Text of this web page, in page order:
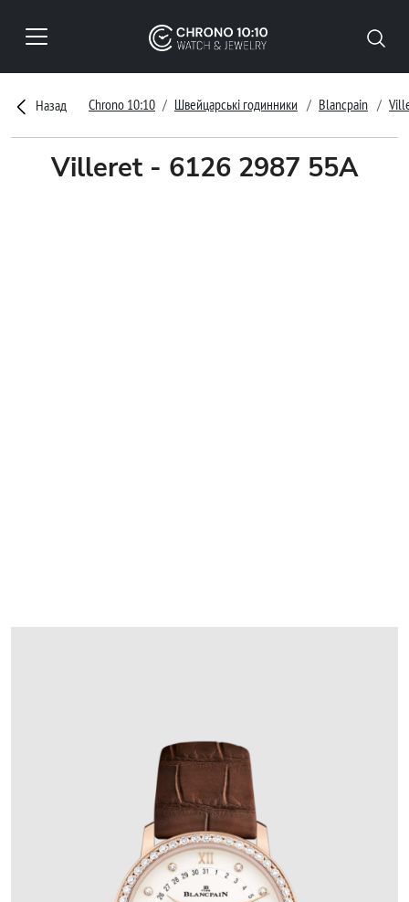
Назад Chrono 10:10 Швейцарські годинники Blancpain
Villeret - 6126 2987 55A